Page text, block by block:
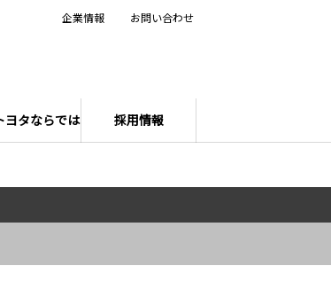
ヨタならでは 採用情報
企業情報 お問い合わせ